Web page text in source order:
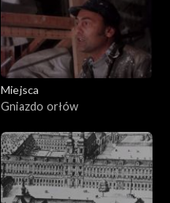
Miejsca
Gniazdo orłów